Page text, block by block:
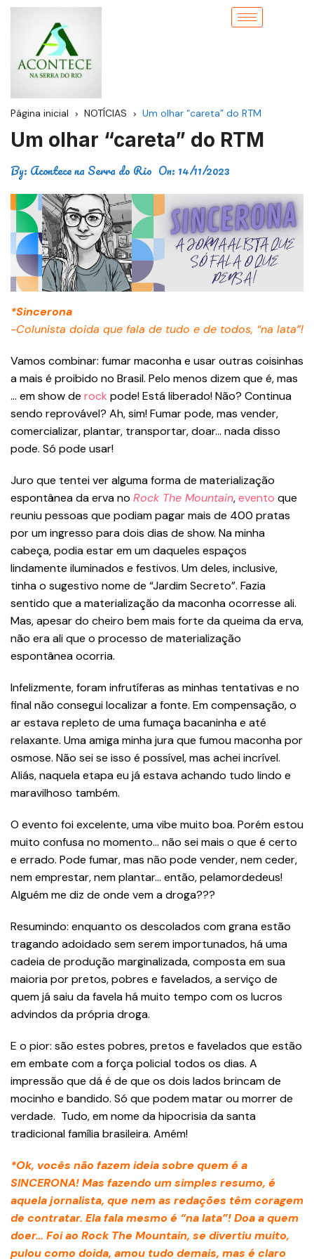
Página inicial NOTÍCIAS Um olhar “careta” do RTM
Um olhar “careta” do RTM
By: Acontece na Serra do Rio On: 14/11/2023
*Sincerona
-Colunista doida que fala de tudo e de todos, “na lata”!
Vamos combinar: fumar maconha e usar outras coisinhas
a mais é proibido no Brasil. Pelo menos dizem que é, mas
… em show de rock pode! Está liberado! Não? Continua
sendo reprovável? Ah, sim! Fumar pode, mas vender,
comercializar, plantar, transportar, doar… nada disso
pode. Só pode usar!
Juro que tentei ver alguma forma de materialização
espontânea da erva no Rock The Mountain,evento que
reuniu pessoas que podiam pagar mais de 400 pratas
por um ingresso para dois dias de show. Na minha
cabeça, podia estar em um daqueles espaços
lindamente iluminados e festivos. Um deles, inclusive,
tinha o sugestivo nome de “Jardim Secreto”. Fazia
sentido que a materialização da maconha ocorresse ali.
Mas, apesar do cheiro bem mais forte da queima da erva,
não era ali que o processo de materialização
espontânea ocorria.
Infelizmente, foram infrutíferas as minhas tentativas e no
final não consegui localizar a fonte. Em compensação, o
ar estava repleto de uma fumaça bacaninha e até
relaxante. Uma amiga minha jura que fumou maconha por
osmose. Não sei se isso é possível, mas achei incrível.
Aliás, naquela etapa eu já estava achando tudo lindo e
maravilhoso também.
O evento foi excelente, uma vibe muito boa. Porém estou
muito confusa no momento… não sei mais o que é certo
e errado. Pode fumar, mas não pode vender, nem ceder,
nem emprestar, nem plantar… então, pelamordedeus!
Alguém me diz de onde vem a droga???
Resumindo: enquanto os descolados com grana estão
tragando adoidado sem serem importunados, há uma
cadeia de produção marginalizada, composta em sua
maioria por pretos, pobres e favelados, a serviço de
quem já saiu da favela há muito tempo com os lucros
advindos da própria droga.
E o pior: são estes pobres, pretos e favelados que estão
em embate com a força policial todos os dias. A
impressão que dá é de que os dois lados brincam de
mocinho e bandido. Só que podem matar ou morrer de
verdade. Tudo, em nome da hipocrisia da santa
tradicional família brasileira. Amém!
*Ok, vocês não fazem ideia sobre quem é a
SINCERONA! Mas fazendo um simples resumo, é
aquela jornalista, que nem as redações têm coragem
de contratar. Ela fala mesmo é “na lata”! Doa a quem
doer… Foi ao Rock The Mountain, se divertiu muito,
pulou como doida, amou tudo demais, mas é claro